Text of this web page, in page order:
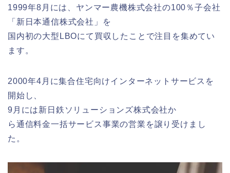
1999年8月には、ヤンマー農機株式会社の100％子会社
「新日本通信株式会社」を
国内初の大型LBOにて買収したことで注目を集めてい
ます。
2000年4月に集合住宅向けインターネットサービスを
開始し、
9月には新日鉄ソリューションズ株式会社か
ら通信料金一括サービス事業の営業を譲り受けまし
た。